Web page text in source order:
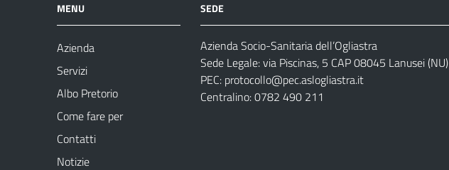
MENU
Azienda
Servizi
Albo Pretorio
Come fare per
Contatti
Notizie
SEDE
Azienda Socio-Sanitaria dell’Ogliastra
Sede Legale: via Piscinas, 5 CAP 08045 Lanusei (NU)
PEC: protocollo@pec.aslogliastra.it
Centralino: 0782 490 211